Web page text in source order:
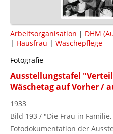
Arbeitsorganisation | DHM
| Hausfrau | Wäschepflege
Fotografie
Ausstellungstafel
Wäschetag auf Vorher /
1933
Bild 193 / "Die Frau in
Fotodokumentation der